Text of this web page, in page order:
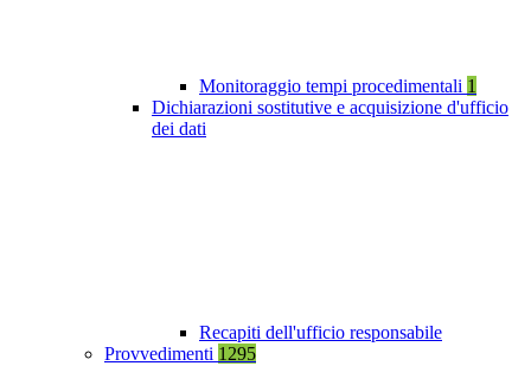
Monitoraggio tempi procedimentali 1
Dichiarazioni sostitutive e acquisizione d'ufficio
dei dati
Recapiti dell'ufficio responsabile
Provvedimenti 1295